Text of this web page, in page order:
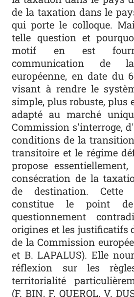
de la taxation dans le
qui porte le colloque.
telle question et
motif en est
communication de
européenne, en date du 6
visant à rendre le
simple, plus robuste, plus
adapté au marché
Commission s'interroge,
conditions de la
transitoire et le régime
propose
consécration de la
de destination. Cette
constitue le point
questionnement
origines et les justificatifs
de la Commission
et B. LAPALUS). Elle
réflexion sur les
territorialité
(F. BIN, F. QUEROL, V.